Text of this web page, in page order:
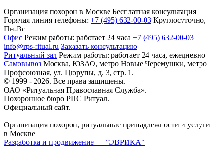
Организация похорон в Москве Бесплатная консультация
Горячая линия телефоны: +7 (495) 632-00-03 Круглосуточно,
Пн-Вс
Офис Режим работы: работает 24 часа +7 (495) 632-00-03
info@rps-ritual.ru Заказать консультацию
Ритуальный зал Режим работы: работает 24 часа, ежедневно
Самовывоз Москва, ЮЗАО, метро Новые Черемушки, метро
Профсоюзная, ул. Цюрупы, д. 3, стр. 1.
© 1999 - 2026. Все права защищены.
ОАО «Ритуальная Православная Служба».
Похоронное бюро РПС Ритуал.
Официальный сайт.
Организация похорон, ритуальные принадлежности и услуги
в Москве.
Разработка и продвижение — "ЭВРИКА"